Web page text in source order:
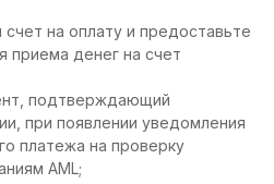
на оплату и предоставьте
приема денег на счет
подтверждающий
при появлении уведомления
платежа на проверку
AML;